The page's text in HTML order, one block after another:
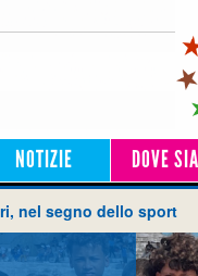
NOTIZIE DOVE
nel segno dello sport